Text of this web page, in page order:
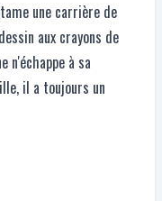
une carrière de
aux crayons de
n'échappe à sa
il a toujours un